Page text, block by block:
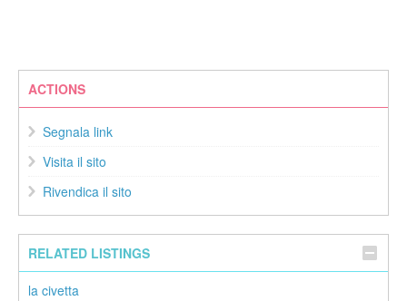
ACTIONS
Segnala link
Visita il sito
Rivendica il sito
RELATED LISTINGS
la civetta